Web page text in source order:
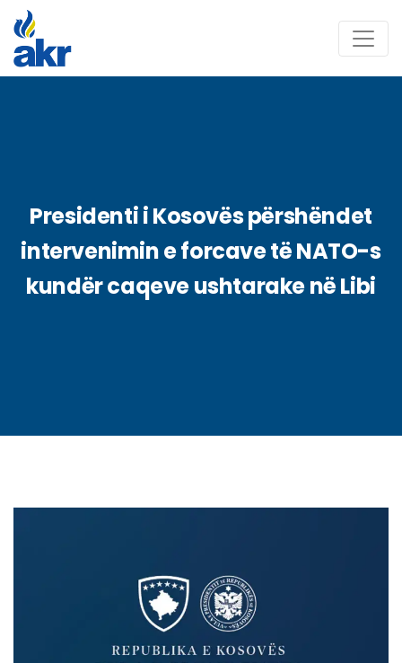
Presidenti i Kosovës përshëndet
intervenimin e forcave të NATO-s
kundër caqeve ushtarake në Libi